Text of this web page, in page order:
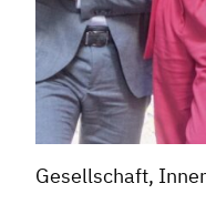
Gesellschaft,